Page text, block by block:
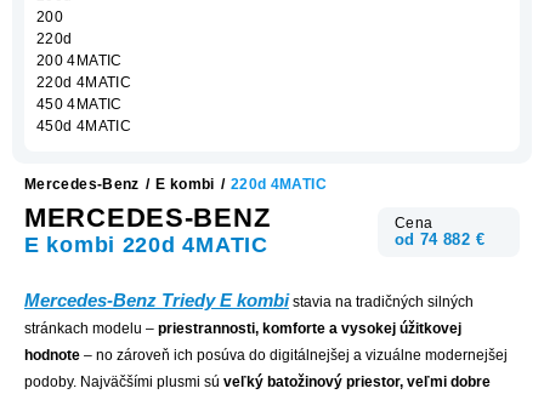
Mercedes-Benz / E kombi / 220d 4MATIC
MERCEDES-BENZ
E kombi 220d 4MATIC
Cena
od 74 882 €
Mercedes-Benz Triedy E kombi stavia na tradičných silných
stránkach modelu – priestrannosti, komforte a vysokej úžitkovej
hodnote – no zároveň ich posúva do digitálnejšej a vizuálne modernejšej
podoby. Najväčšími plusmi sú veľký batožinový priestor, veľmi dobre
200
220d
200 4MATIC
220d 4MATIC
450 4MATIC
450d 4MATIC